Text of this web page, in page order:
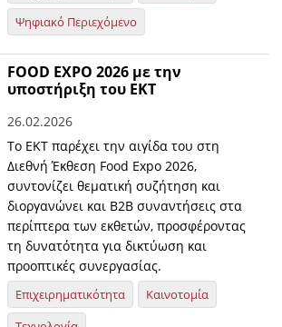
Ψηφιακό Περιεχόμενο
FOOD EXPO 2026 με την
υποστήριξη του ΕΚΤ
26.02.2026
Το ΕΚΤ παρέχει την αιγίδα του στη
Διεθνή Έκθεση Food Expo 2026,
συντονίζει θεματική συζήτηση και
διοργανώνει και Β2Β συναντήσεις στα
περίπτερα των εκθετών, προσφέροντας
τη δυνατότητα για δικτύωση και
προοπτικές συνεργασίας.
Επιχειρηματικότητα
Καινοτομία